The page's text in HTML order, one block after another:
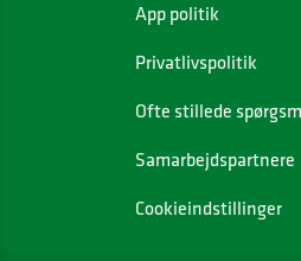
App politik
Privatlivspolitik
Ofte stillede
Samarbejdspartnere
Cookieindstillinger